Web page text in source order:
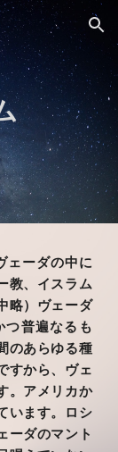
to navigation
ェーダの中に
教、イスラム
略）ヴェーダ
つ普遍なるも
のあらゆる種
すから、ヴェ
。アメリカか
います。ロシ
ーダのマント